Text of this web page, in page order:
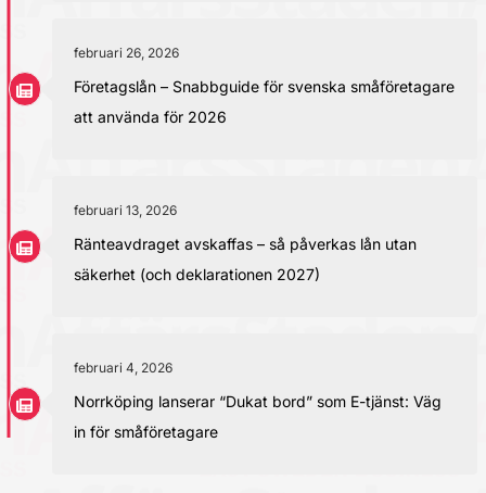
februari 26, 2026
Företagslån – Snabbguide för svenska småföretagare
att använda för 2026
februari 13, 2026
Ränteavdraget avskaffas – så påverkas lån utan
säkerhet (och deklarationen 2027)
februari 4, 2026
Norrköping lanserar “Dukat bord” som E-tjänst: Väg
in för småföretagare